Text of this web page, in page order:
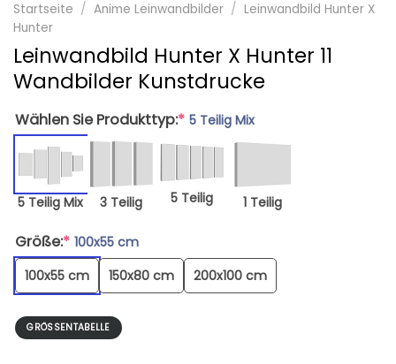
Startseite / Anime Leinwandbilder / Leinwandbild Hunter X
Hunter
Leinwandbild Hunter X Hunter 11
Wandbilder Kunstdrucke
Wählen Sie Produkttyp:* 5 Teilig Mix
5 Teilig Mix 3 Teilig 5 Teilig 1 Teilig
Größe:* 100x55 cm
100x55 cm
150x80 cm 200x100 cm
GRÖSSENTABELLE